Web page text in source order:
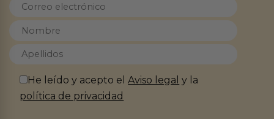
He leído y acepto elAviso legal y la
política de privacidad